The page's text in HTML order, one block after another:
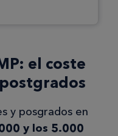
el coste
y posgrados en
y los 5.000